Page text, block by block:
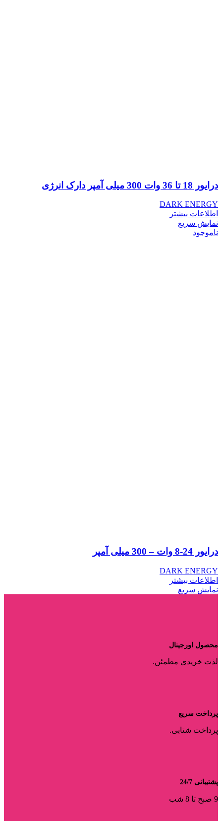
درایور 18 تا 36 وات 300 میلی آمپر دارک انرژی
DARK ENERGY
اطلاعات بیشتر
نمایش سریع
ناموجود
درایور 24-8 وات – 300 میلی آمپر
DARK ENERGY
اطلاعات بیشتر
نمایش سریع
محصول اورجینال
لذت خریدی مطمئن.
پرداخت سریع
پرداخت شتابی.
پشتیبانی 24/7
9 صبح تا 8 شب